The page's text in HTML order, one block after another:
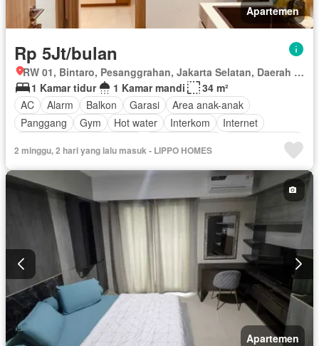
Apartemen
Rp 5Jt/bulan
RW 01, Bintaro, Pesanggrahan, Jakarta Selatan, Daerah Khusus Ibukota Jakarta
1 Kamar tidur
1 Kamar mandi
34 m²
AC
Alarm Balkon Garasi
Area anak-anak
Panggang
Gym Hot water Interkom
Internet
Secure parking
Keamanan
Kolam renang Telephone
Televisi
Berperabot lengkap
2 minggu, 2 hari yang lalu masuk - LIPPO HOMES
Apartemen